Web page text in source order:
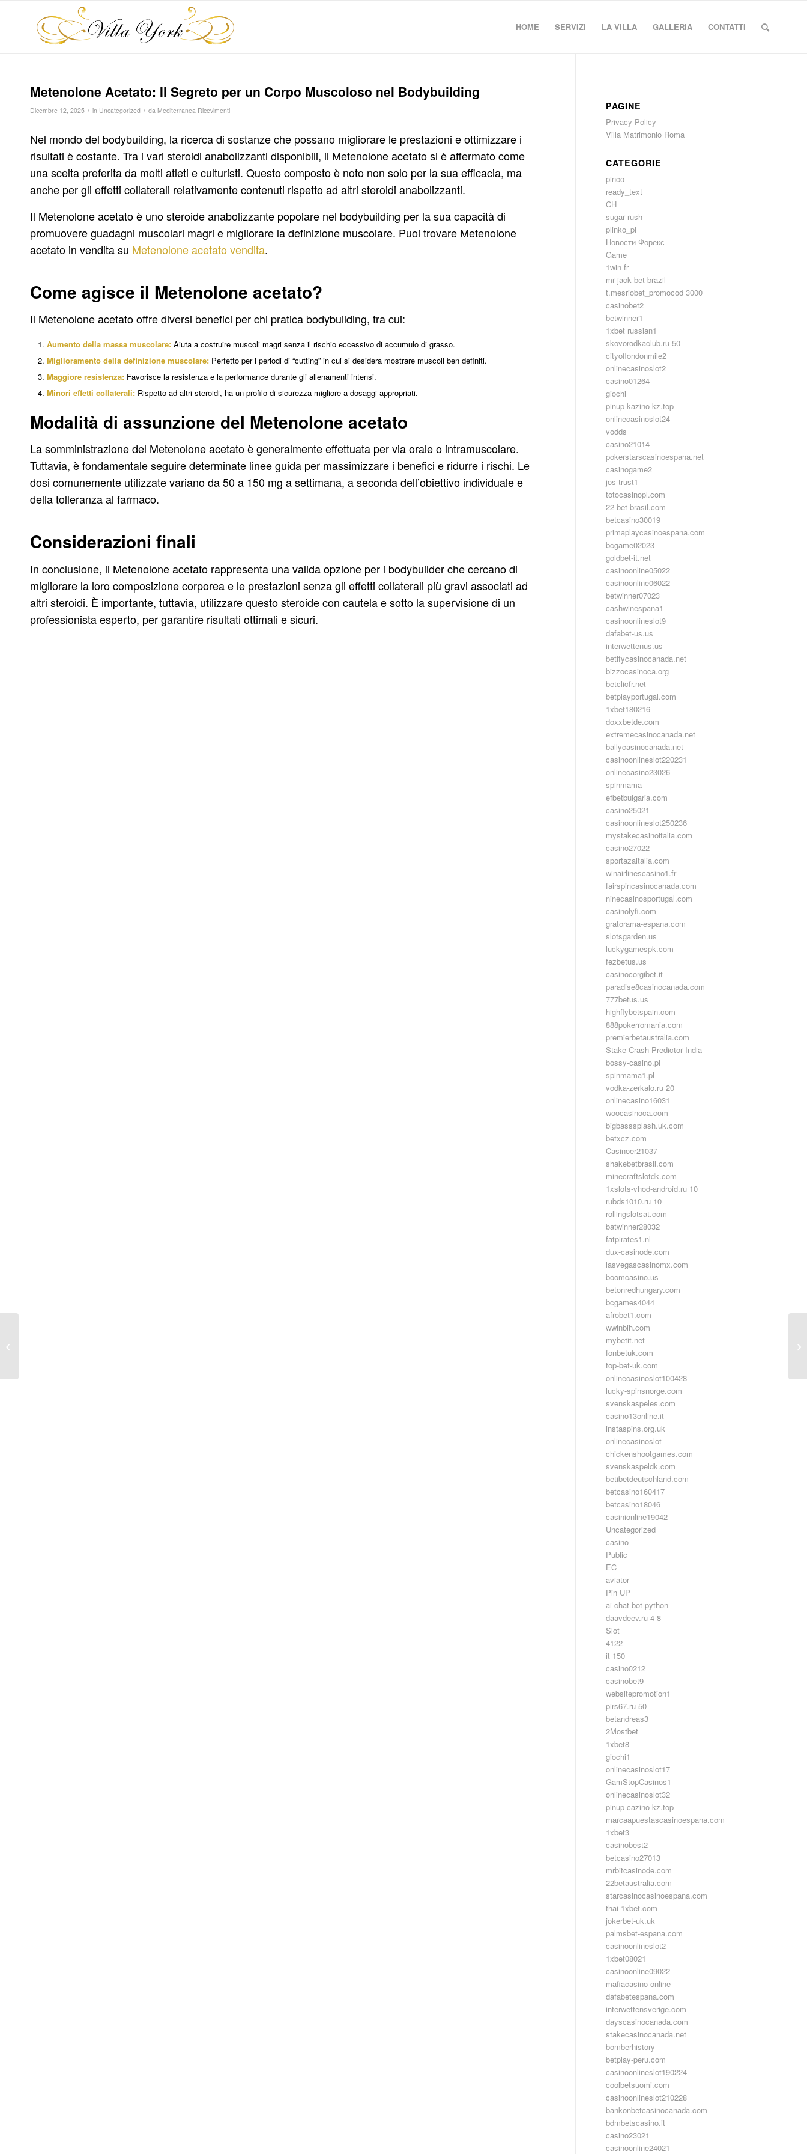
HOME SERVIZI LA VILLA GALLERIA CONTATTI
Metenolone Acetato: Il Segreto per un Corpo Muscoloso nel Bodybuilding
Dicembre 12, 2025 / in Uncategorized / da Mediterranea Ricevimenti
Nel mondo del bodybuilding, la ricerca di sostanze che possano migliorare le prestazioni e ottimizzare i
risultati è costante. Tra i vari steroidi anabolizzanti disponibili, il Metenolone acetato si è affermato come
una scelta preferita da molti atleti e culturisti. Questo composto è noto non solo per la sua efficacia, ma
anche per gli effetti collaterali relativamente contenuti rispetto ad altri steroidi anabolizzanti.
Il Metenolone acetato è uno steroide anabolizzante popolare nel bodybuilding per la sua capacità di
promuovere guadagni muscolari magri e migliorare la definizione muscolare. Puoi trovare Metenolone
acetato in vendita su Metenolone acetato vendita.
Come agisce il Metenolone acetato?
Il Metenolone acetato offre diversi benefici per chi pratica bodybuilding, tra cui:
Aumento della massa muscolare: Aiuta a costruire muscoli magri senza il rischio eccessivo di accumulo di grasso.
Miglioramento della definizione muscolare: Perfetto per i periodi di “cutting” in cui si desidera mostrare muscoli ben definiti.
Maggiore resistenza: Favorisce la resistenza e la performance durante gli allenamenti intensi.
Minori effetti collaterali: Rispetto ad altri steroidi, ha un profilo di sicurezza migliore a dosaggi appropriati.
Modalità di assunzione del Metenolone acetato
La somministrazione del Metenolone acetato è generalmente effettuata per via orale o intramuscolare.
Tuttavia, è fondamentale seguire determinate linee guida per massimizzare i benefici e ridurre i rischi. Le
dosi comunemente utilizzate variano da 50 a 150 mg a settimana, a seconda dell’obiettivo individuale e
della tolleranza al farmaco.
Considerazioni finali
In conclusione, il Metenolone acetato rappresenta una valida opzione per i bodybuilder che cercano di
migliorare la loro composizione corporea e le prestazioni senza gli effetti collaterali più gravi associati ad
altri steroidi. È importante, tuttavia, utilizzare questo steroide con cautela e sotto la supervisione di un
professionista esperto, per garantire risultati ottimali e sicuri.
PAGINE
Privacy Policy
Villa Matrimonio Roma
CATEGORIE
pinco
ready_text
CH
sugar rush
plinko_pl
Новости Форекс
Game
1win fr
mr jack bet brazil
t.mesriobet_promocod 3000
casinobet2
betwinner1
1xbet russian1
skovorodkaclub.ru 50
cityoflondonmile2
onlinecasinoslot2
casino01264
giochi
pinup-kazino-kz.top
onlinecasinoslot24
vodds
casino21014
pokerstarscasinoespana.net
casinogame2
jos-trust1
totocasinopl.com
22-bet-brasil.com
betcasino30019
primaplaycasinoespana.com
bcgame02023
goldbet-it.net
casinoonline05022
casinoonline06022
betwinner07023
cashwinespana1
casinoonlineslot9
dafabet-us.us
interwettenus.us
betifycasinocanada.net
bizzocasinoca.org
betclicfr.net
betplayportugal.com
1xbet180216
doxxbetde.com
extremecasinocanada.net
ballycasinocanada.net
casinoonlineslot220231
onlinecasino23026
spinmama
efbetbulgaria.com
casino25021
casinoonlineslot250236
mystakecasinoitalia.com
casino27022
sportazaitalia.com
winairlinescasino1.fr
fairspincasinocanada.com
ninecasinosportugal.com
casinolyfi.com
gratorama-espana.com
slotsgarden.us
luckygamespk.com
fezbetus.us
casinocorgibet.it
paradise8casinocanada.com
777betus.us
highflybetspain.com
888pokerromania.com
premierbetaustralia.com
Stake Crash Predictor India
bossy-casino.pl
spinmama1.pl
vodka-zerkalo.ru 20
onlinecasino16031
woocasinoca.com
bigbasssplash.uk.com
betxcz.com
Casinoer21037
shakebetbrasil.com
minecraftslotdk.com
1xslots-vhod-android.ru 10
rubds1010.ru 10
rollingslotsat.com
batwinner28032
fatpirates1.nl
dux-casinode.com
lasvegascasinomx.com
boomcasino.us
betonredhungary.com
bcgames4044
afrobet1.com
wwinbih.com
mybetit.net
fonbetuk.com
top-bet-uk.com
onlinecasinoslot100428
lucky-spinsnorge.com
svenskaspeles.com
casino13online.it
instaspins.org.uk
onlinecasinoslot
chickenshootgames.com
svenskaspeldk.com
betibetdeutschland.com
betcasino160417
betcasino18046
casinionline19042
Uncategorized
casino
Public
EC
aviator
Pin UP
ai chat bot python
daavdeev.ru 4-8
Slot
4122
it 150
casino0212
casinobet9
websitepromotion1
pirs67.ru 50
betandreas3
2Mostbet
1xbet8
giochi1
onlinecasinoslot17
GamStopCasinos1
onlinecasinoslot32
pinup-cazino-kz.top
marcaapuestascasinoespana.com
1xbet3
casinobest2
betcasino27013
mrbitcasinode.com
22betaustralia.com
starcasinocasinoespana.com
thai-1xbet.com
jokerbet-uk.uk
palmsbet-espana.com
casinoonlineslot2
1xbet08021
casinoonline09022
mafiacasino-online
dafabetespana.com
interwettensverige.com
dayscasinocanada.com
stakecasinocanada.net
bomberhistory
betplay-peru.com
casinoonlineslot190224
coolbetsuomi.com
casinoonlineslot210228
bankonbetcasinocanada.com
bdmbetscasino.it
casino23021
casinoonline24021